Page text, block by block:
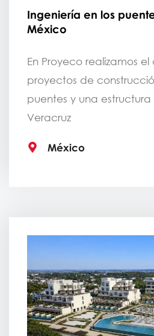
Ingeniería en los
México
En Proyeco realizamos el
proyectos de constr
puentes y una estructura
Veracruz
México